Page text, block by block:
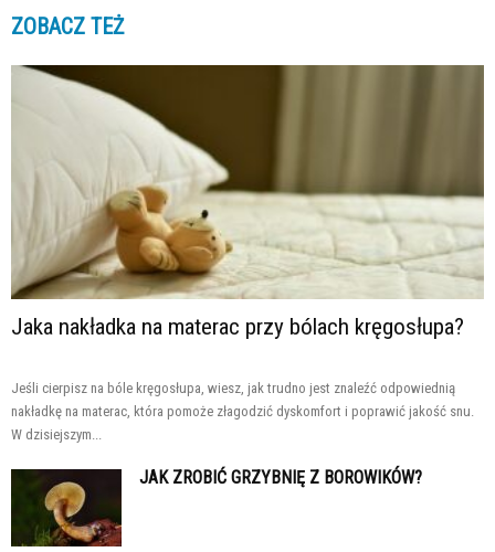
ZOBACZ TEŻ
Jaka nakładka na materac przy bólach kręgosłupa?
Jeśli cierpisz na bóle kręgosłupa, wiesz, jak trudno jest znaleźć odpowiednią
nakładkę na materac, która pomoże złagodzić dyskomfort i poprawić jakość snu.
W dzisiejszym...
JAK ZROBIĆ GRZYBNIĘ Z BOROWIKÓW?